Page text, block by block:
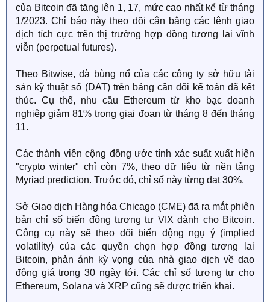
của Bitcoin đã tăng lên 1, 17, mức cao nhất kể từ tháng
1/2023. Chỉ báo này theo dõi cân bằng các lệnh giao
dịch tích cực trên thị trường hợp đồng tương lai vĩnh
viễn (perpetual futures).
Theo Bitwise, đà bùng nổ của các công ty sở hữu tài
sản kỹ thuật số (DAT) trên bảng cân đối kế toán đã kết
thúc. Cụ thể, nhu cầu Ethereum từ kho bạc doanh
nghiệp giảm 81% trong giai đoạn từ tháng 8 đến tháng
11.
Các thành viên cộng đồng ước tính xác suất xuất hiện
"crypto winter" chỉ còn 7%, theo dữ liệu từ nền tảng
Myriad prediction. Trước đó, chỉ số này từng đạt 30%.
Sở Giao dịch Hàng hóa Chicago (CME) đã ra mắt phiên
bản chỉ số biến động tương tự VIX dành cho Bitcoin.
Công cụ này sẽ theo dõi biến động ngụ ý (implied
volatility) của các quyền chọn hợp đồng tương lai
Bitcoin, phản ánh kỳ vọng của nhà giao dịch về dao
động giá trong 30 ngày tới. Các chỉ số tương tự cho
Ethereum, Solana và XRP cũng sẽ được triển khai.